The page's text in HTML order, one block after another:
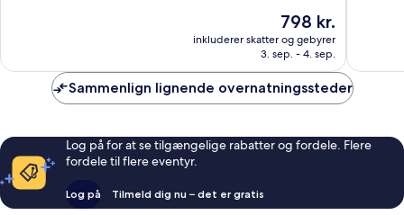
anmeldelser
Prisen
798 kr.
798 kr.
inkluderer skatter og gebyrer
3. sep. - 4. sep.
Sammenlign lignende overnatningssteder
Log på for at se tilgængelige rabatter og fordele. Flere
fordele til flere eventyr.
Log på Tilmeld dig nu – det er gratis